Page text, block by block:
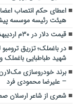
اعطای حکم انتصاب
هیئت رئیسه موسسه
قیمت دلار در ۳۰م اردیبهشت ماه ۱۴۰۴ / خبرنگار: علیرضا محمودی فرد
در باغملک؛ تزریق
شهید طباطبایی باغملک
برند خودروسازی
– علیرضا محمودی فرد
شعری از شاعر ارسلان